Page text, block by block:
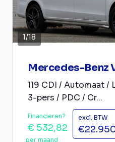
1/18
Mercedes-Benz
119 CDI / Automaat /
3-pers / PDC / Cr...
Financieren?
€ 532,82
per maand
excl. BTW